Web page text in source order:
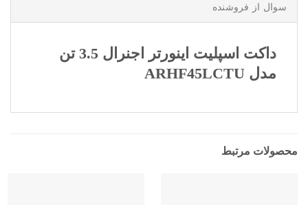
سوال از فروشنده
داکت اسپلیت اینورتر اجنرال 3.5 تن
مدل ARHF45LCTU
محصولات مرتبط